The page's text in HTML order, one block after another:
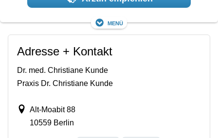
Menü
Adresse + Kontakt
Dr. med. Christiane Kunde
Praxis Dr. Christiane Kunde
Alt-Moabit 88
10559 Berlin